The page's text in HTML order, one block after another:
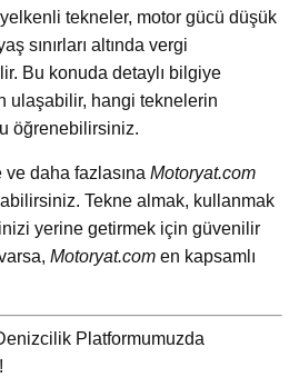
tekneler, motor gücü düşük
sınırları altında vergi
Bu konuda detaylı bilgiye
ulaşabilir, hangi teknelerin
öğrenebilirsiniz.
daha fazlasına Motoryat.com
Tekne almak, kullanmak
yerine getirmek için güvenilir
Motoryat.com en kapsamlı
Platformumuzda